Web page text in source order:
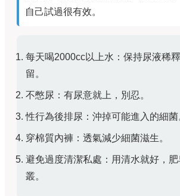
自己試過很有效。
每天喝2000cc以上水：保持尿液稀
留。
不憋尿：有尿意就上，別忍。
性行為後排尿：沖掉可能進入的細菌
穿棉質內褲：透氣減少細菌滋生。
避免過度清潔私處：用清水就好，
叢。